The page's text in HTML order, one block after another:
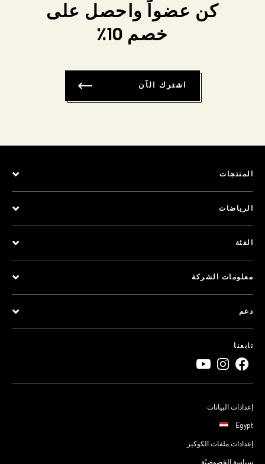
كن عضواً واحصل على
خصم 10٪
اشترك الآن
المنتجات
الرياضات
الفئة
معلومات الشركة
دعم
تابعنا
إعدادات البيانات
Egypt
إعدادات ملفات الكوكيز